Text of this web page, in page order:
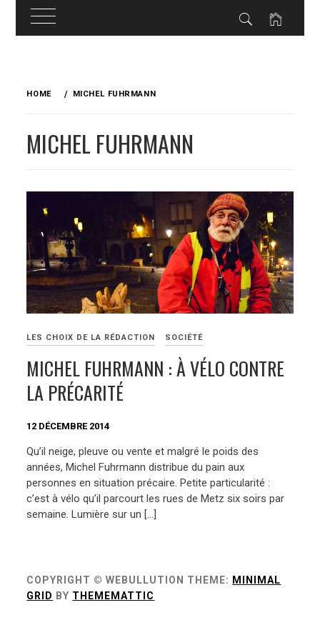
HOME MICHEL FUHRMANN
MICHEL FUHRMANN
LES CHOIX DE LA RÉDACTION SOCIÉTÉ
MICHEL FUHRMANN : À VÉLO CONTRE
LA PRÉCARITÉ
12 DÉCEMBRE 2014
Qu’il neige, pleuve ou vente et malgré le poids des
années, Michel Fuhrmann distribue du pain aux
personnes en situation précaire. Petite particularité :
c’est à vélo qu’il parcourt les rues de Metz six soirs par
semaine. Lumière sur un […]
COPYRIGHT © WEBULLUTION THEME: MINIMAL
GRID BY THEMEMATTIC